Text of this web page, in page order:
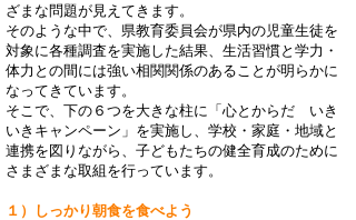
ざまな問題が見えてきます。
そのような中で、県教育委員会が県内の児童生徒を
対象に各種調査を実施した結果、生活習慣と学力・
体力との間には強い相関関係のあることが明らかに
なってきています。
そこで、下の６つを大きな柱に「心とからだ いき
いきキャンペーン」を実施し、学校・家庭・地域と
連携を図りながら、子どもたちの健全育成のために
さまざまな取組を行っています。
１）しっかり朝食を食べよう